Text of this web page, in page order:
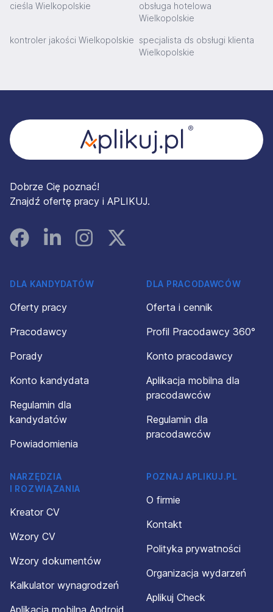
cieśla Wielkopolskie
obsługa hotelowa
Wielkopolskie
kontroler jakości Wielkopolskie specjalista ds obsługi klienta
Wielkopolskie
Dobrze Cię poznać!
Znajdź ofertę pracy i APLIKUJ.
FacebookLinked InInstagramInstagram
DLA KANDYDATÓW
Oferty pracy
Pracodawcy
Porady
Konto kandydata
Regulamin dla
kandydatów
Powiadomienia
DLA PRACODAWCÓW
Oferta i cennik
Profil Pracodawcy 360°
Konto pracodawcy
Aplikacja mobilna dla
pracodawców
Regulamin dla
pracodawców
NARZĘDZIA
I ROZWIĄZANIA
Kreator CV
Wzory CV
Wzory dokumentów
Kalkulator wynagrodzeń
Aplikacja mobilna Android
POZNAJ APLIKUJ.PL
O firmie
Kontakt
Polityka prywatności
Organizacja wydarzeń
Aplikuj Check